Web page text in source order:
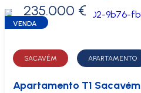
0 €
235.000 €
VENDA
SACAVÉM APARTAMENTO
Apartamento T1 Sacavém